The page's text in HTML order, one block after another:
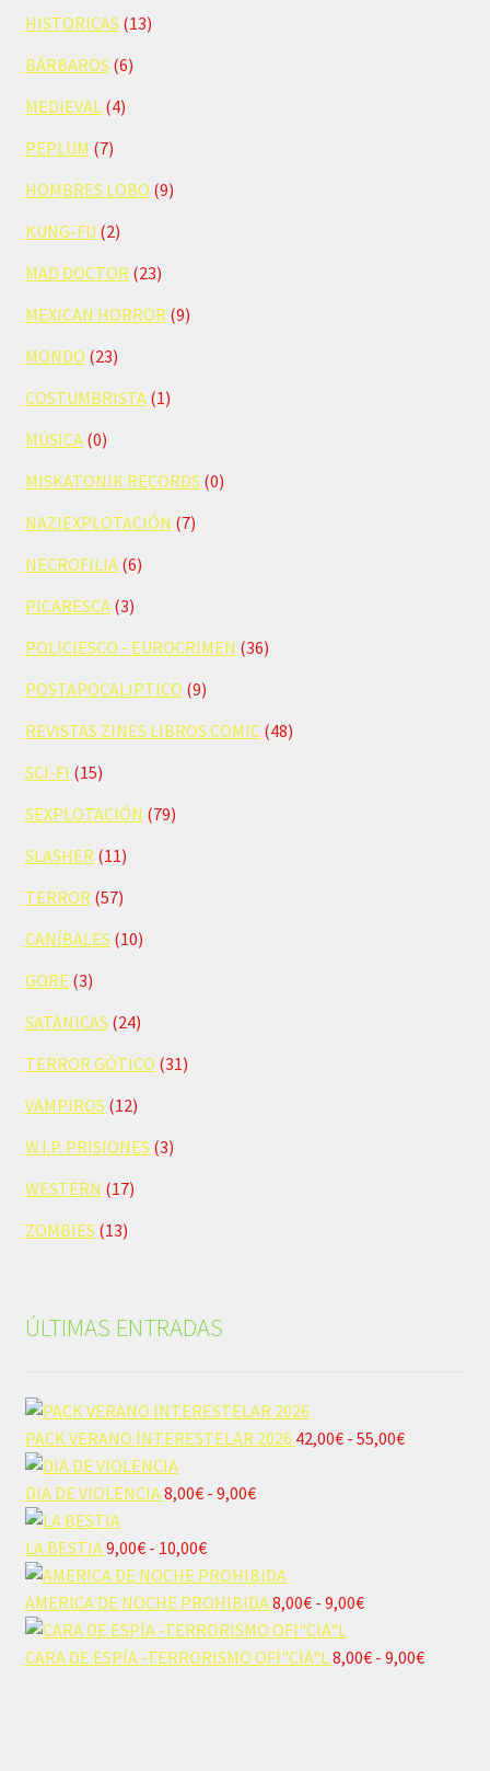
HISTORICAS (13)
BÁRBAROS (6)
MEDIEVAL (4)
PEPLUM (7)
HOMBRES LOBO (9)
KUNG-FU (2)
MAD DOCTOR (23)
MEXICAN HORROR (9)
MONDO (23)
COSTUMBRISTA (1)
MÚSICA (0)
MISKATONIK RECORDS (0)
NAZIEXPLOTACIÓN (7)
NECROFILIA (6)
PICARESCA (3)
POLICIESCO - EUROCRIMEN (36)
POSTAPOCALIPTICO (9)
REVISTAS ZINES LIBROS COMIC (48)
SCI-FI (15)
SEXPLOTACIÓN (79)
SLASHER (11)
TERROR (57)
CANÍBALES (10)
GORE (3)
SATÁNICAS (24)
TERROR GÓTICO (31)
VAMPIROS (12)
W.I.P. PRISIONES (3)
WESTERN (17)
ZOMBIES (13)
ÚLTIMAS ENTRADAS
PACK VERANO INTERESTELAR 2026 42,00€ - 55,00€Rango
DIA DE VIOLENCIA8,00€ - 9,00€Rango
desde
8,00€
hasta
9,00€
LA BESTIA9,00€ - 10,00€Rango
de
precios:
desde
9,00€
AMERICA DE NOCHE PROHIBIDA8,00€ - 9,00€Rango
precios:
CARA DE ESPÍA -TERRORISMO OFI"CIA"L 8,00€ - 9,00€Rango